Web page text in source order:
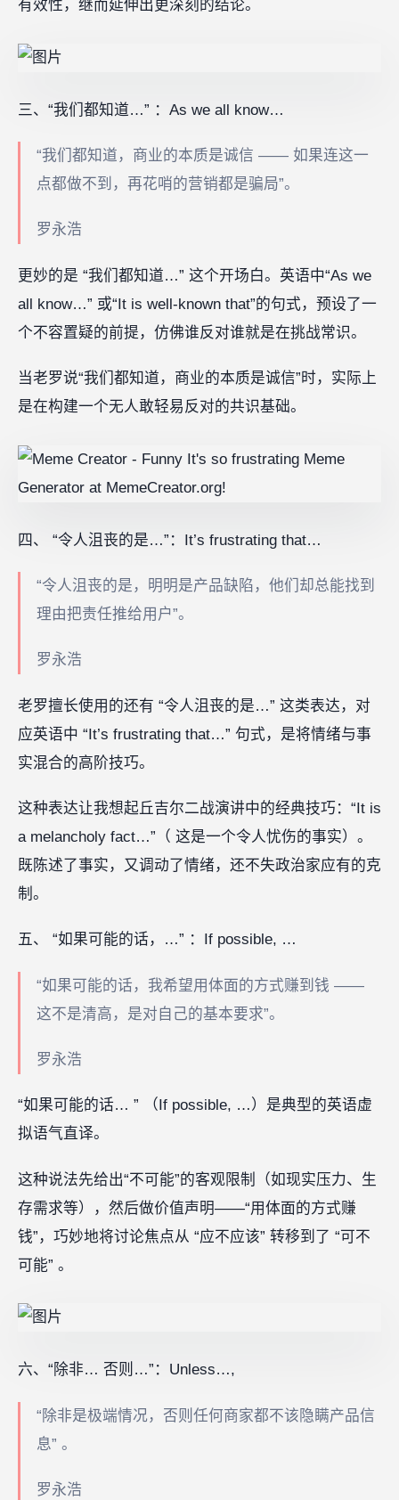
有效性，继而延伸出更深刻的结论。
三、“我们都知道…” ：As we all know…
“我们都知道，商业的本质是诚信 —— 如果连这一
点都做不到，再花哨的营销都是骗局”。
罗永浩
更妙的是 “我们都知道…” 这个开场白。英语中“As we
all know…” 或“It is well-known that”的句式，预设了一
个不容置疑的前提，仿佛谁反对谁就是在挑战常识。
当老罗说“我们都知道，商业的本质是诚信”时，实际上
是在构建一个无人敢轻易反对的共识基础。
四、 “令人沮丧的是…”：It’s frustrating that…
“令人沮丧的是，明明是产品缺陷，他们却总能找到
理由把责任推给用户”。
罗永浩
老罗擅长使用的还有 “令人沮丧的是…” 这类表达，对
应英语中 “It’s frustrating that…” 句式，是将情绪与事
实混合的高阶技巧。
这种表达让我想起丘吉尔二战演讲中的经典技巧：“It is
a melancholy fact…”（ 这是一个令人忧伤的事实）。
既陈述了事实，又调动了情绪，还不失政治家应有的克
制。
五、 “如果可能的话，…” ：If possible, …
“如果可能的话，我希望用体面的方式赚到钱 ——
这不是清高，是对自己的基本要求”。
罗永浩
“如果可能的话… ” （If possible, …）是典型的英语虚
拟语气直译。
这种说法先给出“不可能”的客观限制（如现实压力、生
存需求等），然后做价值声明——“用体面的方式赚
钱”，巧妙地将讨论焦点从 “应不应该” 转移到了 “可不
可能” 。
六、“除非… 否则…”：Unless…,
“除非是极端情况，否则任何商家都不该隐瞒产品信
息” 。
罗永浩